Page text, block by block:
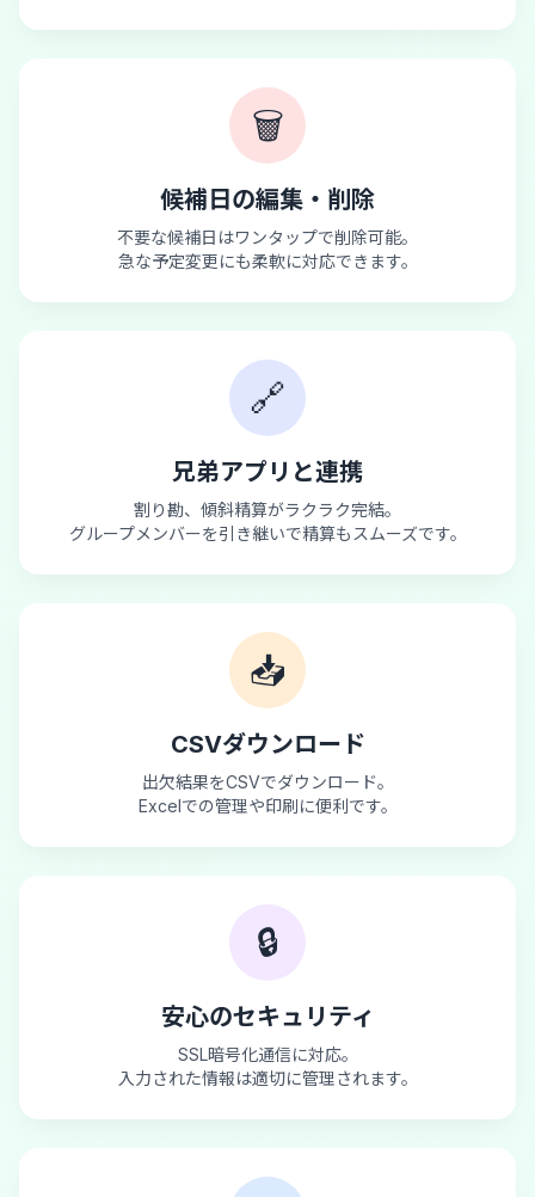
🗑️
候補日の編集・削除
不要な候補日はワンタップで削除可能。
急な予定変更にも柔軟に対応できます。
🔗
兄弟アプリと連携
割り勘、傾斜精算がラクラク完結。
グループメンバーを引き継いで精算もスムーズです。
📥
CSVダウンロード
出欠結果をCSVでダウンロード。
Excelでの管理や印刷に便利です。
🔒
安心のセキュリティ
SSL暗号化通信に対応。
入力された情報は適切に管理されます。